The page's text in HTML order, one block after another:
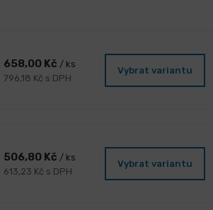
658,00 Kč / ks
796,18 Kč s DPH
Vybrat variantu
506,80 Kč / ks
613,23 Kč s DPH
Vybrat variantu